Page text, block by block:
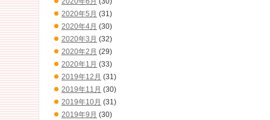
2020年5月 (31)
2020年4月 (30)
2020年3月 (32)
2020年2月 (29)
2020年1月 (33)
2019年12月 (31)
2019年11月 (30)
2019年10月 (31)
2019年9月 (30)